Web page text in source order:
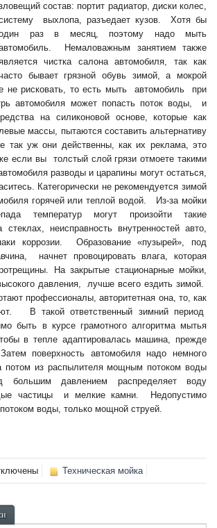
состав: портит радиатор, диски колес,
выхлопа, разъедает кузов. Хотя бы
раз в месяц, поэтому надо мыть
Немаловажным занятием также
чистка салона автомобиля, так как
бывает грязной обувь зимой, а мокрой
рисковать, то есть мыть автомобиль при
автомобиля может попасть поток воды, и
на силиконовой основе, которые как
массы, пытаются составить альтернативу
уж они действенны, как их реклама, это
если вы толстый слой грязи отмоете такими
разводы и царапины могут остаться,
Категорически не рекомендуется зимой
горячей или теплой водой. Из-за мойки
температур могут произойти такие
неисправность внутренностей авто,
коррозии. Образование «пузырей», под
начнет провоцировать влага, которая
На закрытые стационарные мойки,
давления, лучше всего ездить зимой.
профессионалы, авторитетная она, то, как
В такой ответственный зимний период
быть в курсе грамотного алгоритма мытья
в тепле адаптировалась машина, прежде
поверхность автомобиля надо немного
потом из распылителя мощным потоком воды
большим давлением распределяет воду
частицы и мелкие камни. Недопустимо
воды, только мощной струей.
Техническая мойка